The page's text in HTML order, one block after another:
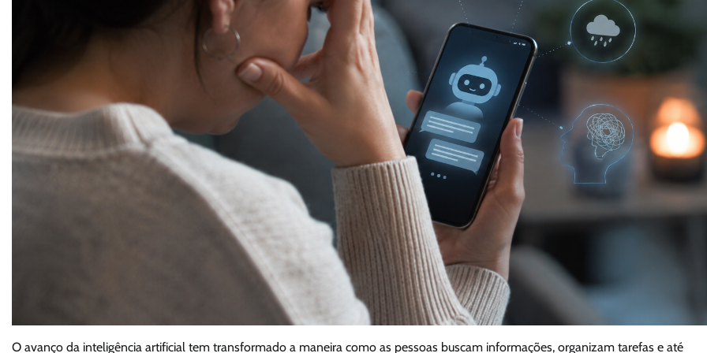
O avanço da inteligência artificial tem transformado a maneira como as pessoas buscam informações, organizam tarefas e até